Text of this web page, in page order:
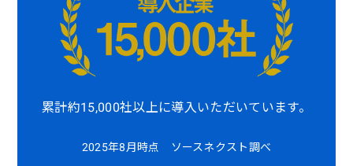
累計約15,000社以上に導入いただいています。
2025年8月時点 ソースネクスト調べ